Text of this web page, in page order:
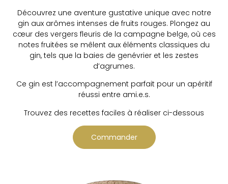
Découvrez une aventure gustative unique avec notre
gin aux arômes intenses de fruits rouges. Plongez au
cœur des vergers fleuris de la campagne belge, où ces
notes fruitées se mêlent aux éléments classiques du
gin, tels que la baies de genévrier et les zestes
d’agrumes.
Ce gin est l’accompagnement parfait pour un apéritif
réussi entre ami.e.s.
Trouvez des recettes faciles à réaliser ci-dessous
Commander